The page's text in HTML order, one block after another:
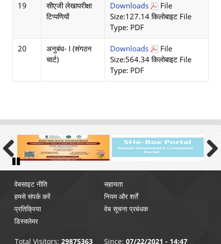
19
सीएजी लेखापरीक्षा
टिप्पणियों
Downloads
File
Size:127.14 किलोबाइट File
Type: PDF
20
अनुबंध- I (संगठन
चार्ट)
Downloads
File
Size:564.34 किलोबाइट File
Type: PDF
Previous Next
Pause
menu
वेबसाइट नीति
सहायता
हमसे संपर्क करें
नियम और शर्तें
प्रतिक्रिया
वेब सूचना प्रबंधक
डिस्क्लेमर
Total Visitors: 29875363 Since:07/22/2021 - 14:47